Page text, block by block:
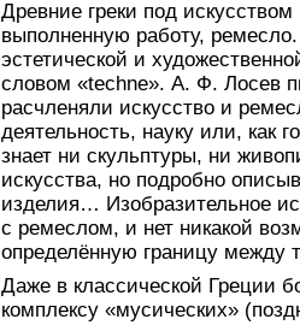
Древние греки под
выполненную работу,
эстетической и
словом «techne». А. Ф. Лосев
расчленяли искусство и
деятельность, науку или, как
знает ни скульптуры, ни
искусства, но подробно
изделия… Изобразительное
с ремеслом, и нет никакой
определённую границу между
Даже в классической Греции
комплексу «мусических»